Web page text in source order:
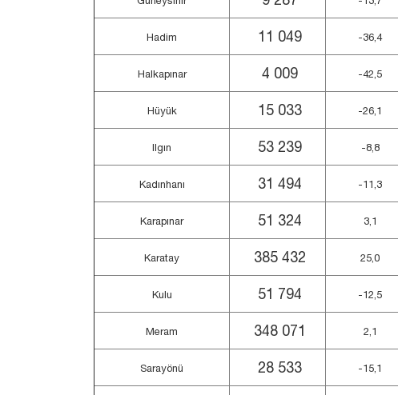
Hadim 11 049 -36,4
Halkapınar 4 009 -42,5
Hüyük 15 033 -26,1
Ilgın 53 239 -8,8
Kadınhanı 31 494 -11,3
Karapınar 51 324 3,1
Karatay 385 432 25,0
Kulu 51 794 -12,5
Meram 348 071 2,1
Sarayönü 28 533 -15,1